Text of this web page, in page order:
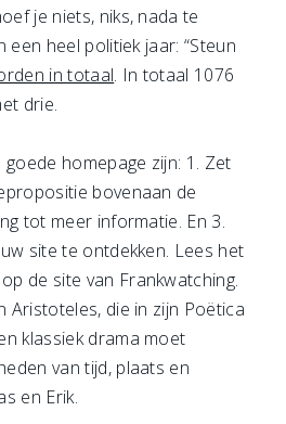
je niets, niks, nada te
heel politiek jaar: “Steun
in totaal. In totaal 1076
drie.
homepage zijn: 1. Zet
bovenaan de
tot meer informatie. En 3.
site te ontdekken. Lees het
op de site van Frankwatching.
Aristoteles, die in zijn Poëtica
klassiek drama moet
van tijd, plaats en
en Erik.